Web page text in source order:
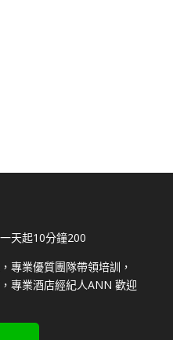
天起10分鐘200
專業優質團隊帶領培訓，
專業酒店經紀人ANN 歡迎